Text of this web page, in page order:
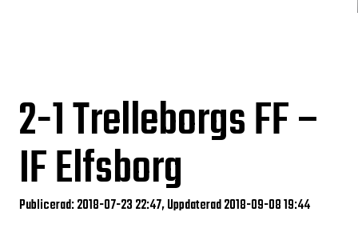
2-1Trelleborgs FF –
IF Elfsborg
Publicerad: 2018-07-23 22:47, Uppdaterad 2018-09-08 19:44